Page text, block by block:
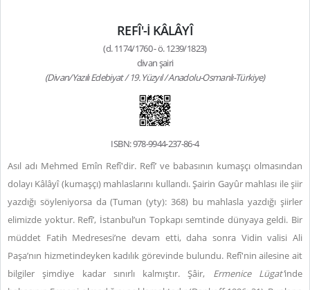
REFÎ'-İ KÂLÂYÎ
(d. 1174/1760 - ö. 1239/1823)
divan şairi
(Divan/Yazılı Edebiyat / 19. Yüzyıl / Anadolu-Osmanlı-Türkiye)
ISBN: 978-9944-237-86-4
Asıl adı Mehmed Emîn Refî'dir. Refî’ ve babasının kumaşçı olmasından
dolayı Kâlâyî (kumaşçı) mahlaslarını kullandı. Şairin Gayûr mahlası ile şiir
yazdığı söyleniyorsa da (Tuman (yty): 368) bu mahlasla yazdığı şiirler
elimizde yoktur. Refî’, İstanbul’un Topkapı semtinde dünyaya geldi. Bir
müddet Fatih Medresesi’ne devam etti, daha sonra Vidin valisi Ali
Paşa’nın hizmetindeyken kadılık görevinde bulundu. Refî'nin ailesine ait
bilgiler şimdiye kadar sınırlı kalmıştır. Şâir, Ermenice Lügat'inde